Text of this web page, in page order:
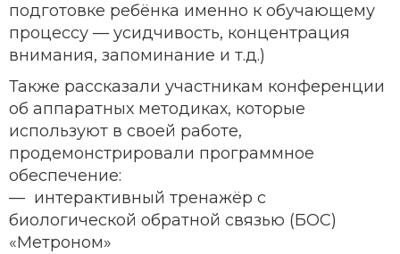
подготовке ребёнка именно к обучающему
процессу — усидчивость, концентрация
внимания, запоминание и т.д.)
Также рассказали участникам конференции
об аппаратных методиках, которые
используют в своей работе,
продемонстрировали программное
обеспечение:
— интерактивный тренажёр с
биологической обратной связью (БОС)
«Метроном»